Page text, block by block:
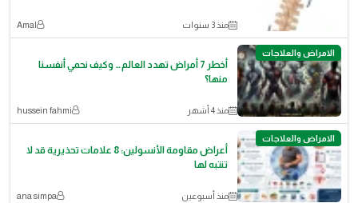
منذ 3 سنوات Amal
الامراض والعلاجات
أخطر 7 أمراض تهدد العالم… وكيف نحمي أنفسنا
منها؟
منذ 4 أشهر hussein fahmi
الامراض والعلاجات
أعراض مقاومة الأنسولين: 8 علامات تحذيرية قد لا
تنتبه لها
منذ أسبوعين ana simpa